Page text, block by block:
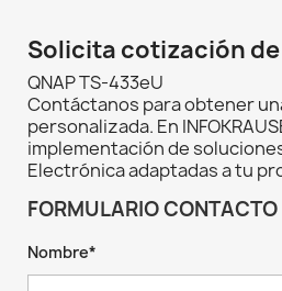
Solicita cotización de
QNAP TS-433eU
Contáctanos para obtener
personalizada. En
implementación de
Electrónica adaptadas a tu
FORMULARIO
Nombre*